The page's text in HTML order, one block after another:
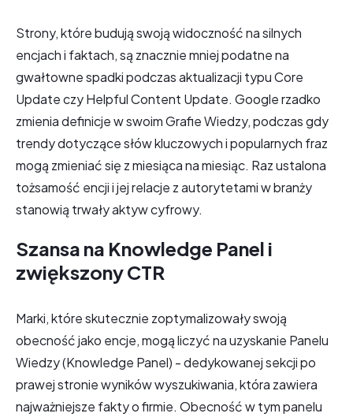
Strony, które budują swoją widoczność na silnych
encjach i faktach, są znacznie mniej podatne na
gwałtowne spadki podczas aktualizacji typu Core
Update czy Helpful Content Update. Google rzadko
zmienia definicje w swoim Grafie Wiedzy, podczas gdy
trendy dotyczące słów kluczowych i popularnych fraz
mogą zmieniać się z miesiąca na miesiąc. Raz ustalona
tożsamość encji i jej relacje z autorytetami w branży
stanowią trwały aktyw cyfrowy.
Szansa na Knowledge Panel i
zwiększony CTR
Marki, które skutecznie zoptymalizowały swoją
obecność jako encje, mogą liczyć na uzyskanie Panelu
Wiedzy (Knowledge Panel) - dedykowanej sekcji po
prawej stronie wyników wyszukiwania, która zawiera
najważniejsze fakty o firmie. Obecność w tym panelu